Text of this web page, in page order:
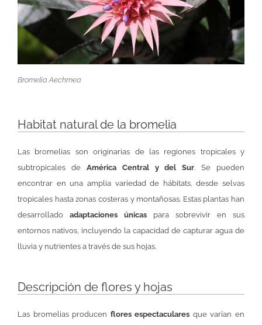
Bromelia Aechmea
Habitat natural de la bromelia
Las bromelias son originarias de las regiones tropicales y
subtropicales de América Central y del Sur. Se pueden
encontrar en una amplia variedad de hábitats, desde selvas
tropicales hasta zonas costeras y montañosas. Estas plantas han
desarrollado adaptaciones únicas para sobrevivir en sus
entornos nativos, incluyendo la capacidad de capturar agua de
lluvia y nutrientes a través de sus hojas.
Descripción de flores y hojas
Las bromelias producen flores espectaculares que varían en